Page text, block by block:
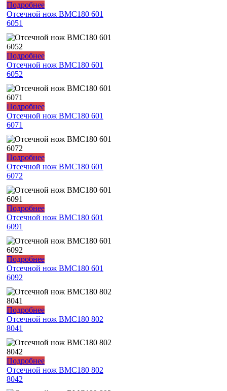
Подробнее
Отсечной нож ВМС180 601
6051
Подробнее
Отсечной нож ВМС180 601
6052
Подробнее
Отсечной нож ВМС180 601
6071
Подробнее
Отсечной нож ВМС180 601
6072
Подробнее
Отсечной нож ВМС180 601
6091
Подробнее
Отсечной нож ВМС180 601
6092
Подробнее
Отсечной нож ВМС180 802
8041
Подробнее
Отсечной нож ВМС180 802
8042